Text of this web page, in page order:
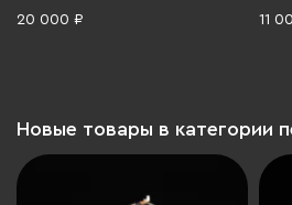
Mercedes-Bureau-Maschinen
20 000 ₽ 11
Новые товары в категории